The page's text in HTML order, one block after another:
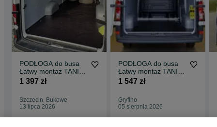
PODŁOGA do busa
Łatwy montaż TANIA
WYSYŁKA CRAFTER
1 397 zł
Szczecin, Bukowe
13 lipca 2026
PODŁOGA do busa
Łatwy montaż TANIA
WYSYŁKA -
1 547 zł
Gryfino
05 sierpnia 2026